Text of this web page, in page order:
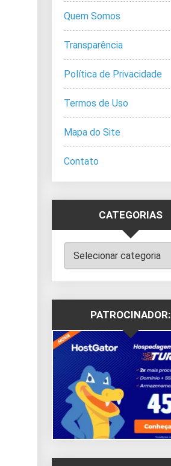
Quem Somos
Transparência
Política de Privacidade
Termos de Uso
Mapa do Site
Contato
CATEGORIAS
Categorias
PATROCINADOR: